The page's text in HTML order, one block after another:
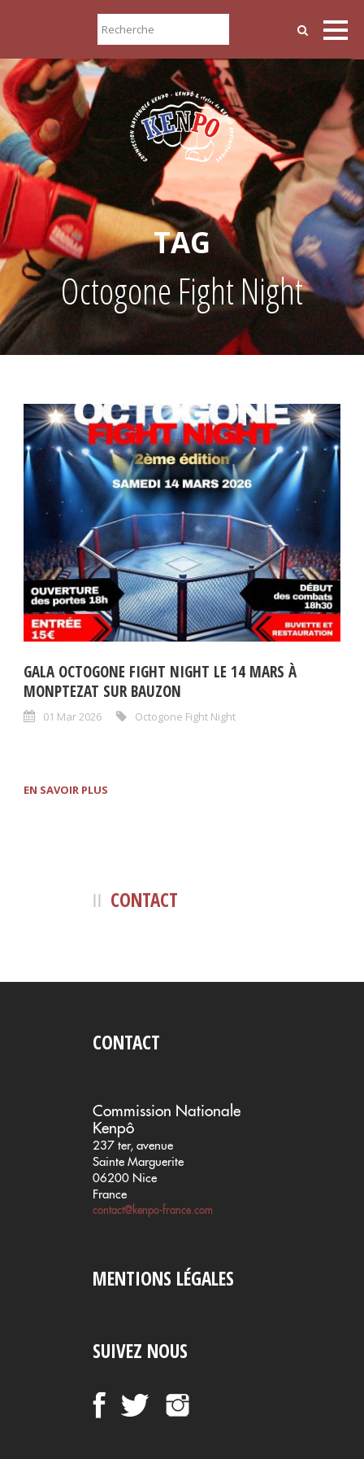
TAG
Octogone Fight Night
GALA OCTOGONE FIGHT NIGHT LE 14 MARS À
MONPTEZAT SUR BAUZON
01 Mar 2026 Octogone Fight Night
EN SAVOIR PLUS
CONTACT
CONTACT
Commission Nationale
Kenpô
237 ter, avenue
Sainte Marguerite
06200 Nice
France
contact@kenpo-france.com
MENTIONS LÉGALES
SUIVEZ NOUS